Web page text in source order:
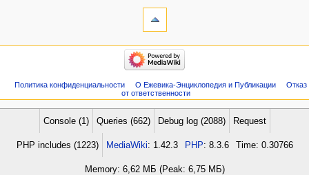
Сведения
о странице
категории
Народ
Проекты
Проекты/Участники/
дополнения
Публикации:Авторы
Публикации:Статьи по типу
Темы
Политика конфиденциальности О Ежевика-Энциклопедия и Публикации
Отказ
от ответственности
Console (1) Queries (662) Debug log (2088) Request
PHP includes (1223) MediaWiki: 1.42.3 PHP: 8.3.6 Time: 0.30766
Memory: 6,62 МБ (Peak: 6,75 МБ)